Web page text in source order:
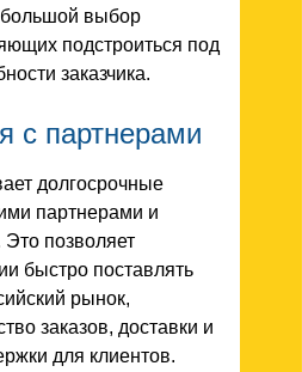
большой выбор
подстроиться под
заказчика.
с партнерами
долгосрочные
партнерами и
позволяет
быстро поставлять
рынок,
заказов, доставки и
для клиентов.